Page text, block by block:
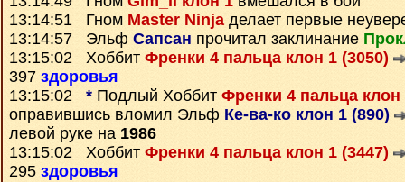
13:14:51 Гном Master Ninjaделает первые
13:14:57 Эльф Сапсан прочитал заклинание
13:15:02 Хоббит Френки 4 пальца клон 1 (3050)
397 здоровья
13:15:02 * Подлый Хоббит Френки 4 пальца клон
оправившись вломил Эльф Ке-ва-ко клон 1 (890)
левой руке на 1986
13:15:02 Хоббит Френки 4 пальца клон 1 (3447)
295 здоровья